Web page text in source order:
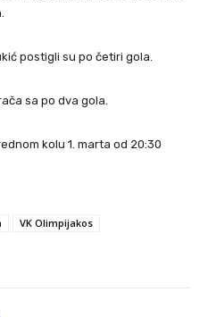
postigli su po četiri gola.
sa po dva gola.
kolu 1. marta od 20:30
VK Olimpijakos